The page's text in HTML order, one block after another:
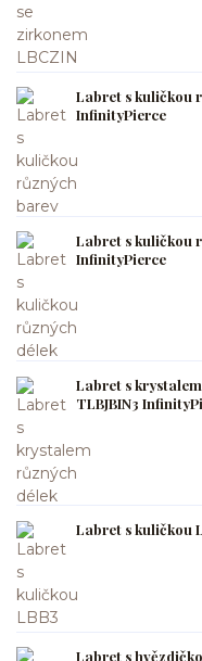
Labret s kuličkou
InfinityPierce
Labret s kuličkou
InfinityPierce
Labret s
TLBJBIN3
Labret s kuličkou
Labret s